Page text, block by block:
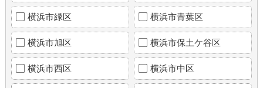
横浜市緑区 横浜市青葉区
横浜市旭区 横浜市保土ケ谷区
横浜市西区 横浜市中区